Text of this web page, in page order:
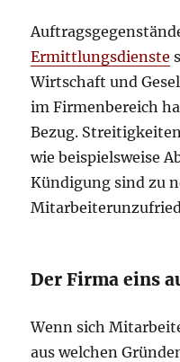
Ermittlungsdienste
Wirtschaft und
im Firmenbereich
Bezug.
wie beispielsweise
Kündigung sind zu
Der Firma eins
Wenn sich
aus welchen